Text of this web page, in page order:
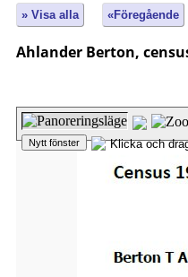
» Visa alla «Föregående
Ahlander Berton,